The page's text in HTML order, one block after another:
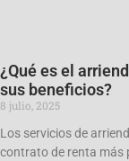
¿Qué es el
sus beneficios?
8 julio, 2025
Los servicios de
contrato de renta más